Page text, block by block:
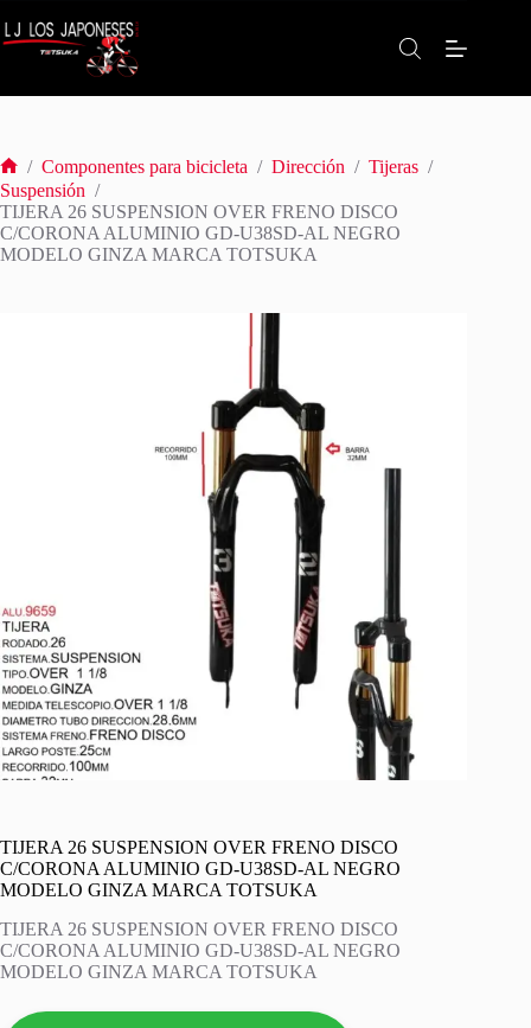
al
contenido
Inicio
/ Componentes para bicicleta / Dirección / Tijeras /
Suspensión /
TIJERA 26 SUSPENSION OVER FRENO DISCO
C/CORONA ALUMINIO GD-U38SD-AL NEGRO
MODELO GINZA MARCA TOTSUKA
TIJERA 26 SUSPENSION OVER FRENO DISCO
C/CORONA ALUMINIO GD-U38SD-AL NEGRO
MODELO GINZA MARCA TOTSUKA
TIJERA 26 SUSPENSION OVER FRENO DISCO
C/CORONA ALUMINIO GD-U38SD-AL NEGRO
MODELO GINZA MARCA TOTSUKA